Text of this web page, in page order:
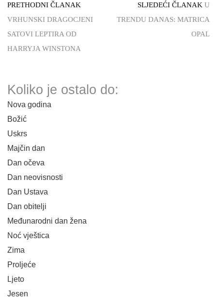
PRETHODNI ČLANAK
VRHUNSKI DRAGOCJENI
SATOVI LEPTIRA OD
HARRYJA WINSTONA
SLJEDEĆI ČLANAK U
TRENDU DANAS: MATRICA
OPAL
Koliko je ostalo do:
Nova godina
Božić
Uskrs
Majčin dan
Dan očeva
Dan neovisnosti
Dan Ustava
Dan obitelji
Međunarodni dan žena
Noć vještica
Zima
Proljeće
Ljeto
Jesen